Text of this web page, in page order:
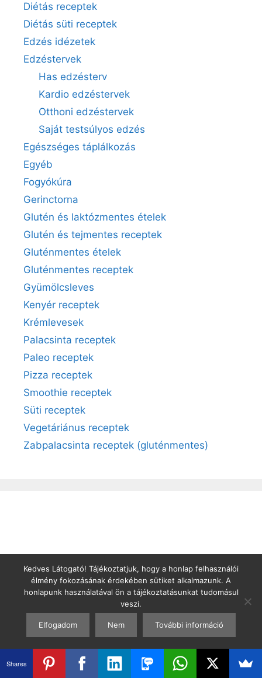
Diétás receptek
Diétás süti receptek
Edzés idézetek
Edzéstervek
Has edzésterv
Kardio edzéstervek
Otthoni edzéstervek
Saját testsúlyos edzés
Egészséges táplálkozás
Egyéb
Fogyókúra
Gerinctorna
Glutén és laktózmentes ételek
Glutén és tejmentes receptek
Gluténmentes ételek
Gluténmentes receptek
Gyümölcsleves
Kenyér receptek
Krémlevesek
Palacsinta receptek
Paleo receptek
Pizza receptek
Smoothie receptek
Süti receptek
Vegetáriánus receptek
Zabpalacsinta receptek (gluténmentes)
Kedves Látogató! Tájékoztatjuk, hogy a honlap felhasználói
élmény fokozásának érdekében sütiket alkalmazunk. A
honlapunk használatával ön a tájékoztatásunkat tudomásul
veszi.
Elfogadom Nem További információ
Shares